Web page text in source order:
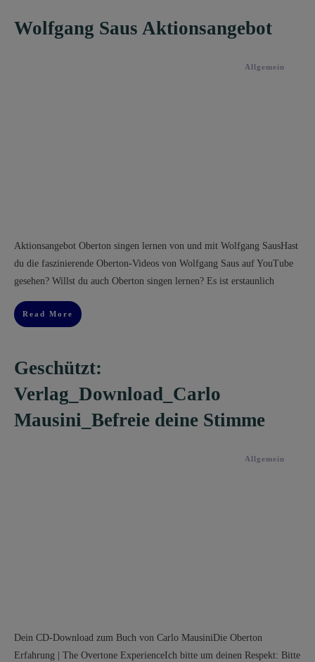
Wolfgang Saus Aktionsangebot
Allgemein
​Aktionsangebot Oberton singen lernen ​von und mit Wolfgang Saus​​Hast
du die faszinierende Oberton-Videos von Wolfgang Saus auf YouTube
gesehen? Willst du auch Oberton singen lernen​? Es ist erstaunlich
Read More
Geschützt:
Verlag_Download_Carlo
Mausini_Befreie deine Stimme
Allgemein
Dein CD-Download zum ​Buch von ​Carlo MausiniDie Oberton
Erfahrung | The Overtone ExperienceIch bitte um deinen Respekt: Bitte